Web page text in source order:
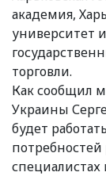
академия,
университет
торговли.
Как сообщил
Украины
будет